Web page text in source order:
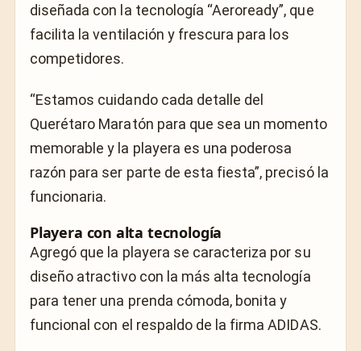
diseñada con la tecnología “Aeroready”, que
facilita la ventilación y frescura para los
competidores.
“Estamos cuidando cada detalle del
Querétaro Maratón para que sea un momento
memorable y la playera es una poderosa
razón para ser parte de esta fiesta”, precisó la
funcionaria.
Playera con alta tecnología
Agregó que la playera se caracteriza por su
diseño atractivo con la más alta tecnología
para tener una prenda cómoda, bonita y
funcional con el respaldo de la firma ADIDAS.